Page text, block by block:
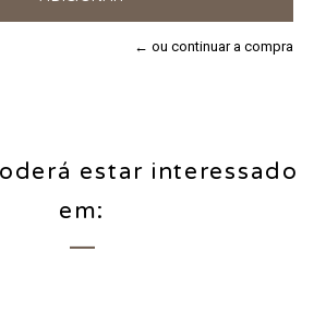
← ou continuar a compra
estar interessado
em: